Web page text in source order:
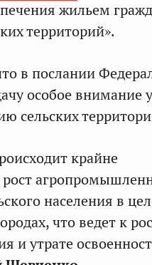
жильем
территорий».
в послании
особое внимание
сельских
крайне
населения в
что ведет к
и утрате